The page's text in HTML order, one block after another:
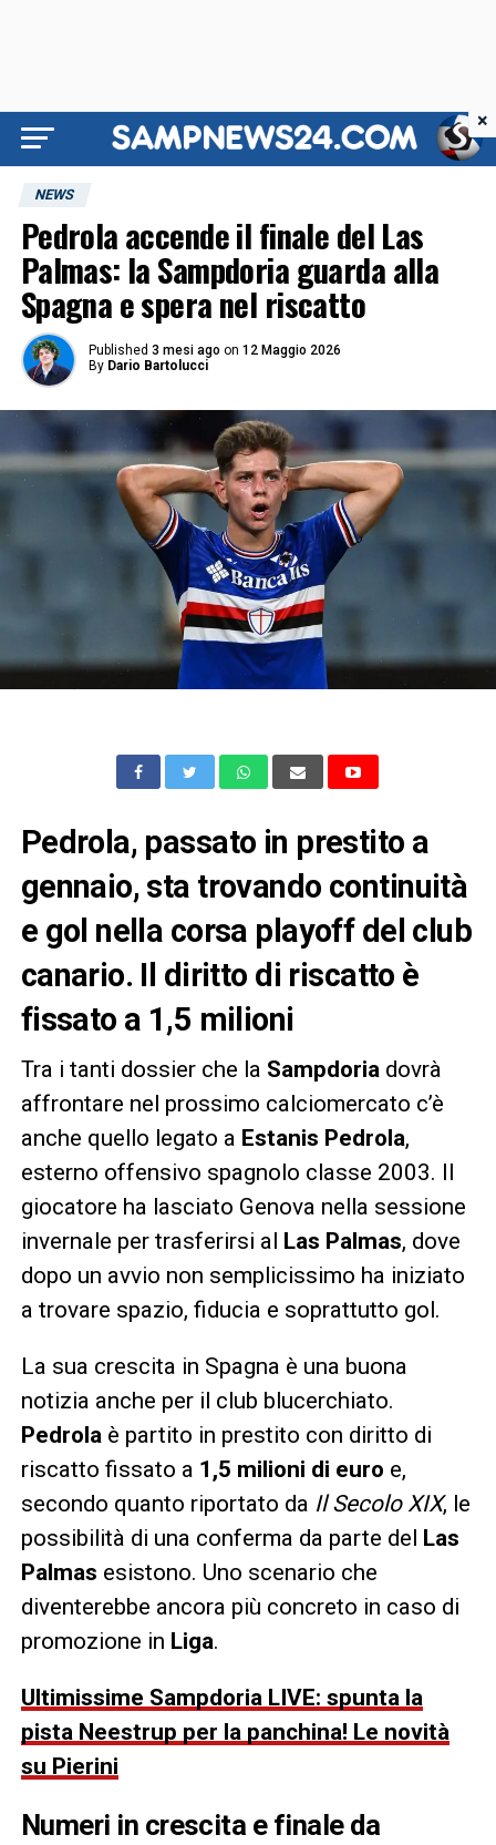
NEWS
Pedrola accende il finale del Las
Palmas: la Sampdoria guarda alla
Spagna e spera nel riscatto
Published 3 mesi ago on 12 Maggio 2026
By Dario Bartolucci
Pedrola, passato in prestito a
gennaio, sta trovando continuità
e gol nella corsa playoff del club
canario. Il diritto di riscatto è
fissato a 1,5 milioni
Tra i tanti dossier che la Sampdoriadovrà
affrontare nel prossimo calciomercato c’è
anche quello legato a Estanis Pedrola,
esterno offensivo spagnolo classe 2003. Il
giocatore ha lasciato Genova nella sessione
invernale per trasferirsi al Las Palmas, dove
dopo un avvio non semplicissimo ha iniziato
a trovare spazio, fiducia e soprattutto gol.
La sua crescita in Spagna è una buona
notizia anche per il club blucerchiato.
Pedrolaè partito in prestito con diritto di
riscatto fissato a 1,5 milioni di euro e,
secondo quanto riportato da Il Secolo XIX, le
possibilità di una conferma da parte del Las
Palmas esistono. Uno scenario che
diventerebbe ancora più concreto in caso di
promozione in Liga.
Ultimissime Sampdoria LIVE: spunta la
pista Neestrup per la panchina! Le novità
su Pierini
Numeri in crescita e finale da
×